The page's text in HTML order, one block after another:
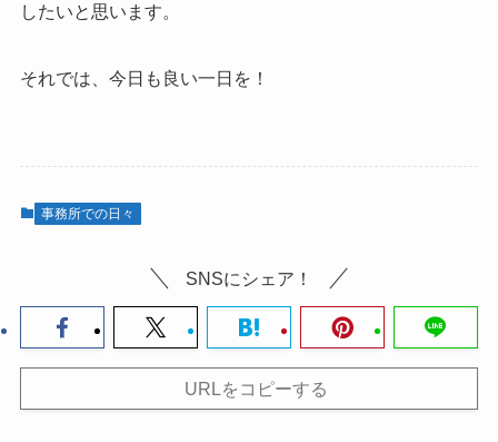
したいと思います。
それでは、今日も良い一日を！
事務所での日々
SNSにシェア！
URLをコピーする